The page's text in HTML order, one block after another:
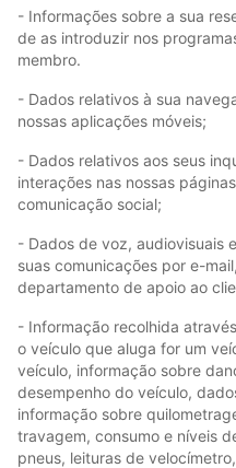
- Informações sobre a sua
de as introduzir nos
membro.
- Dados relativos à sua
nossas aplicações móveis;
- Dados relativos aos seus
interações nas nossas
comunicação social;
- Dados de voz, audiovisuais
suas comunicações por e-
departamento de apoio ao
- Informação recolhida
o veículo que aluga for um
veículo, informação sobre
desempenho do veículo,
informação sobre
travagem, consumo e níveis
pneus, leituras de